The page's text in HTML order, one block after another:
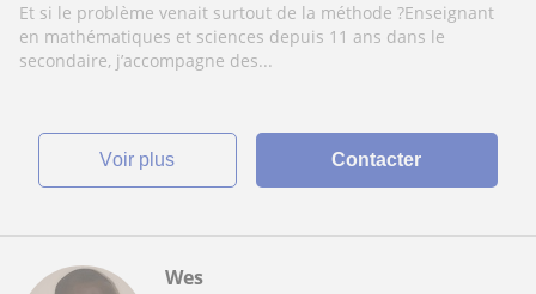
Et si le problème venait surtout de la méthode ?Enseignant
en mathématiques et sciences depuis 11 ans dans le
secondaire, j’accompagne des...
voir plus Contacter
Wes